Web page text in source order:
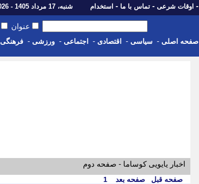
- اوقات شرعی - تماس با ما - استخدام شنبه، 17 مرداد 1405 - Sat, 08th Aug 2026
عنوان
صفحه اصلی - سیاسی - اقتصادی - اجتماعی - ورزشی - فرهنگی
اخبار یایویی کوساما - صفحه دوم
صفحه قبل صفحه بعد
1